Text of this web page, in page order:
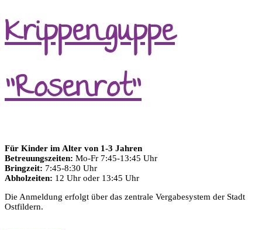
Krippenguppe
"Rosenrot"
Für Kinder im Alter von 1-3 Jahren
Betreuungszeiten: Mo-Fr 7:45-13:45 Uhr
Bringzeit: 7:45-8:30 Uhr
Abholzeiten: 12 Uhr oder 13:45 Uhr
Die Anmeldung erfolgt über das zentrale Vergabesystem der Stadt
Ostfildern.